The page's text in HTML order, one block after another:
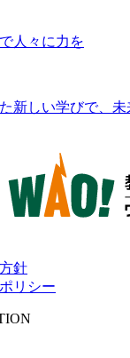
人々に力を
新しい学びで、
針
リシー